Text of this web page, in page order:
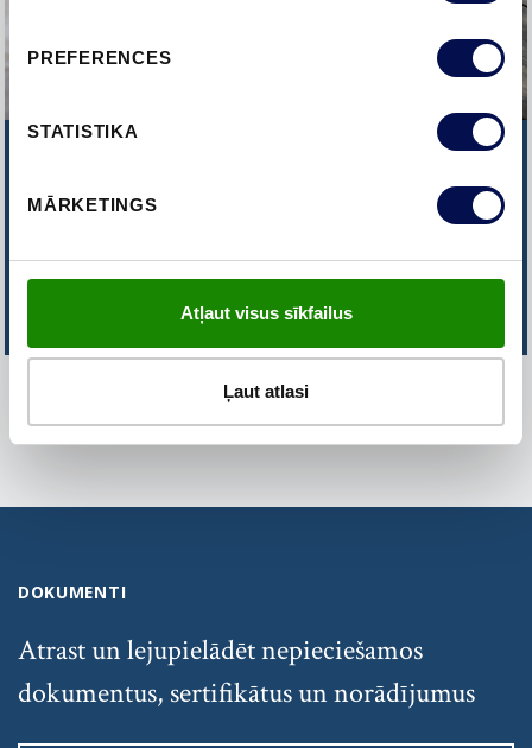
PREFERENCES
STATISTIKA
MĀRKETINGS
Atļaut visus sīkfailus
Ļaut atlasi
MEKLĒJAT?
DOKUMENTI
Atrast un lejupielādēt nepieciešamos
dokumentus, sertifikātus un norādījumus